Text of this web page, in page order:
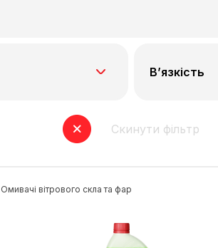
В’язкість
Скинути фільтр
Омивачі вітрового скла та фар